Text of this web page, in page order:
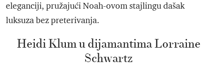
eleganciji, pružajući Noah-ovom stajlingu dašak
luksuza bez preterivanja.
Heidi Klum u dijamantima Lorraine
Schwartz